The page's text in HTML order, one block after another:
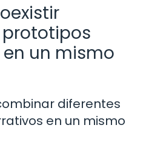
un mismo
diferentes
en un mismo